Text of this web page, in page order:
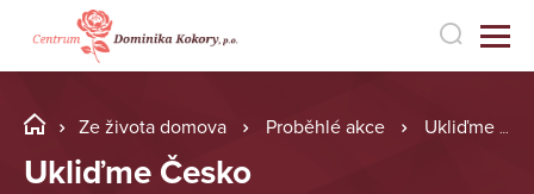
Ze života domova Proběhlé akce Ukliďme Česko
Ukliďme Česko